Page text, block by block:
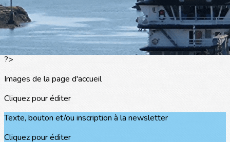
Les portraits
La presse en parle
Agenda
Les événements
?>
Images de la page d'accueil
Cliquez pour éditer
Texte, bouton et/ou inscription à la newsletter
Cliquez pour éditer